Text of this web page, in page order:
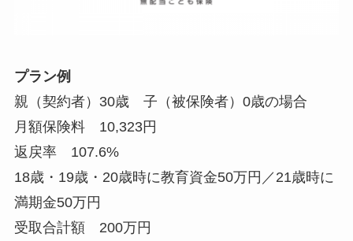
プラン例
親（契約者）30歳 子（被保険者）0歳の場合
月額保険料 10,323円
返戻率 107.6%
18歳・19歳・20歳時に教育資金50万円／21歳時に
満期金50万円
受取合計額 200万円